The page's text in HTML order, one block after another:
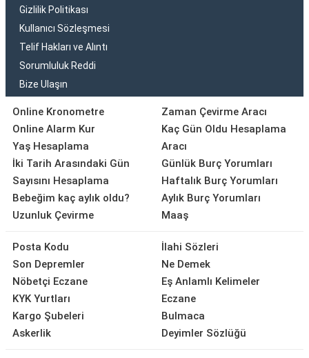
Gizlilik Politikası
Kullanıcı Sözleşmesi
Telif Hakları ve Alıntı
Sorumluluk Reddi
Bize Ulaşın
Online Kronometre
Online Alarm Kur
Yaş Hesaplama
İki Tarih Arasındaki Gün
Sayısını Hesaplama
Bebeğim kaç aylık oldu?
Uzunluk Çevirme
Zaman Çevirme Aracı
Kaç Gün Oldu Hesaplama
Aracı
Günlük Burç Yorumları
Haftalık Burç Yorumları
Aylık Burç Yorumları
Maaş
Posta Kodu
Son Depremler
Nöbetçi Eczane
KYK Yurtları
Kargo Şubeleri
Askerlik
İlahi Sözleri
Ne Demek
Eş Anlamlı Kelimeler
Eczane
Bulmaca
Deyimler Sözlüğü